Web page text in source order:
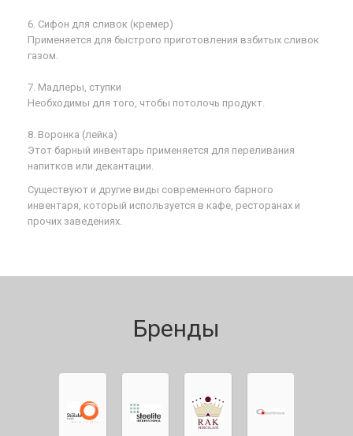
6. Сифон для сливок (кремер)
Применяется для быстрого приготовления взбитых сливок
газом.
7. Мадлеры, ступки
Необходимы для того, чтобы потолочь продукт.
8. Воронка (лейка)
Этот барный инвентарь применяется для переливания
напитков или декантации.
Существуют и другие виды современного барного
инвентаря, который используется в кафе, ресторанах и
прочих заведениях.
Бренды